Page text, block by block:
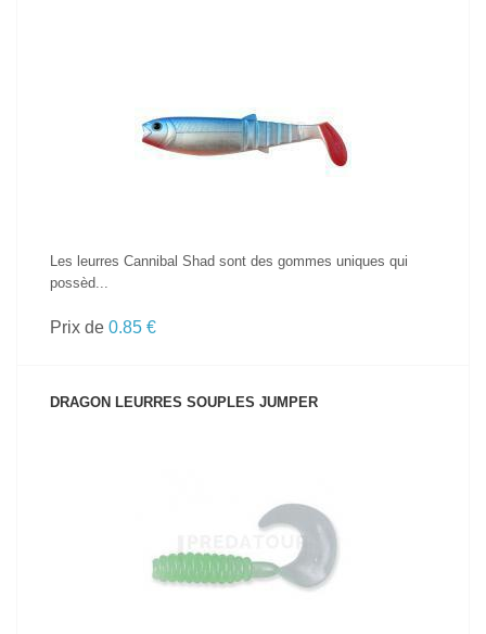
Les leurres Cannibal Shad sont des gommes uniques qui
possèd...
Prix de 0.85 €
DRAGON LEURRES SOUPLES JUMPER
VOIR LE PRODUIT